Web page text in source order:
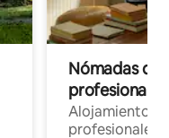
Nómadas
Alojamientos
profesionales